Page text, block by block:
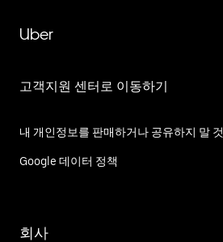
Uber
고객지원 센터로 이동하기
내 개인정보를 판매하거나 공유하지 말 것
Google 데이터 정책
회사